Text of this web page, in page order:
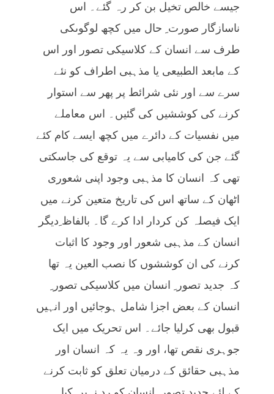
جیسے خالص تخیل بن کر رہ گئے۔ اس
ناسازگار صورت ِ حال میں کچھ لوگوںکی
طرف سے انسان کے کلاسیکی تصور اور اس
کے مابعد الطبیعی یا مذہبی اطراف کو نئے
سرے سے اور نئی شرائط پر پھر سے استوار
کرنے کی کوششیں کی گئیں۔ اس معاملے
میں نفسیات کے دائرے میں کچھ ایسے کام کئے
گئے جن کی کامیابی سے یہ توقع کی جاسکتی
تھی کہ انسان کا مذہبی وجود اپنی شعوری
اٹھان کے ساتھ اس کی تاریخ متعین کرنے میں
ایک فیصلہ کن کردار ادا کرے گا۔ بالفاظ ِدیگر
انسان کے مذہبی شعور اور وجود کا اثبات
کرنے کی ان کوششوں کا نصب العین یہ تھا
کہ جدید تصور ِ انسان میں کلاسیکی تصور ِ
انسان کے بعض اجزا شامل ہوجائیں اور انہیں
قبول بھی کرلیا جائے۔ اس تحریک میں ایک
جوہری نقص تھا، اور وہ یہ کہ انسان اور
مذہبی حقائق کے درمیان تعلق کو ثابت کرنے